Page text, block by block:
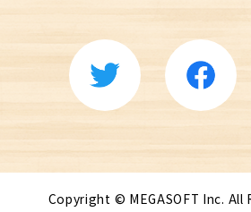
Copyright © MEGASOFT Inc. All